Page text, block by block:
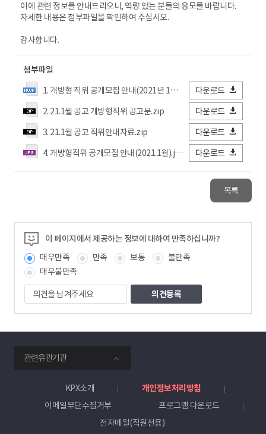
이에 관련 정보를 안내드리오니, 역량 있는 분들의 응모를 바랍니다.
자세한 내용은 첨부파일을 확인하여 주십시오.
감사합니다.
첨부파일
1. 개방형 직위 공개모집 안내(2021년 1월 공고).hwp
다운로드
2. 21.1월 공고 개방형직위 공고문.zip
다운로드
3. 21.1월 공고 직위안내자료.zip
다운로드
4. 개방형직위 공개모집 안내(2021.1월).jpg
다운로드
목록
이 페이지에서 제공하는 정보에 대하여 만족하십니까?
매우만족
만족 보통
불만족
매우불만족
의
견
을
겨
주
세
요
관련유관기관
KPX소개
개인정보처리방침
이메일무단수집거부
프로그램 다운로드
전자메일(직원전용)